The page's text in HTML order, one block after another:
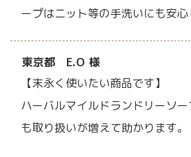
ープはニット等の手洗いにも安心
東京都 E.O 様
【末永く使いたい商品です】
ハーバルマイルドランドリーソ
も取り扱いが増えて助かります。